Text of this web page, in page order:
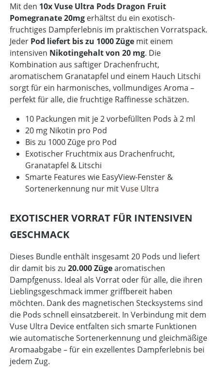
Mit den 10x Vuse Ultra Pods Dragon Fruit
Pomegranate 20mg erhältst du ein exotisch-
fruchtiges Dampferlebnis im praktischen Vorratspack.
Jeder Pod liefert bis zu 1000 Züge mit einem
intensiven Nikotingehalt von 20 mg. Die
Kombination aus saftiger Drachenfrucht,
aromatischem Granatapfel und einem Hauch Litschi
sorgt für ein harmonisches, vollmundiges Aroma –
perfekt für alle, die fruchtige Raffinesse schätzen.
10 Packungen mit je 2 vorbefüllten Pods à 2 ml
20 mg Nikotin pro Pod
Bis zu 1000 Züge pro Pod
Exotischer Fruchtmix aus Drachenfrucht,
Granatapfel & Litschi
Smarte Features wie EasyView-Fenster &
Sortenerkennung nur mitVuse Ultra
EXOTISCHER VORRAT FÜR INTENSIVEN
GESCHMACK
Dieses Bundle enthält insgesamt 20 Pods und liefert
dir damit bis zu 20.000 Zügearomatischen
Dampfgenuss. Ideal als Vorrat oder für alle, die ihren
Lieblingsgeschmack immer griffbereit haben
möchten. Dank des magnetischen Stecksystems sind
die Pods schnell einsatzbereit. In Verbindung mit dem
Vuse Ultra Device entfalten sich smarte Funktionen
wie automatische Sortenerkennung und gleichmäßige
Aromaabgabe – für ein exzellentes Dampferlebnis bei
jedem Zug.